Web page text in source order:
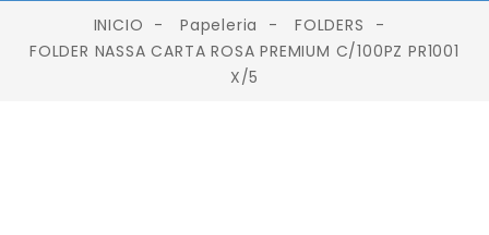
INICIO Papeleria
FOLDERS
FOLDER NASSA CARTA ROSA PREMIUM C/100PZ PR1001
X/5